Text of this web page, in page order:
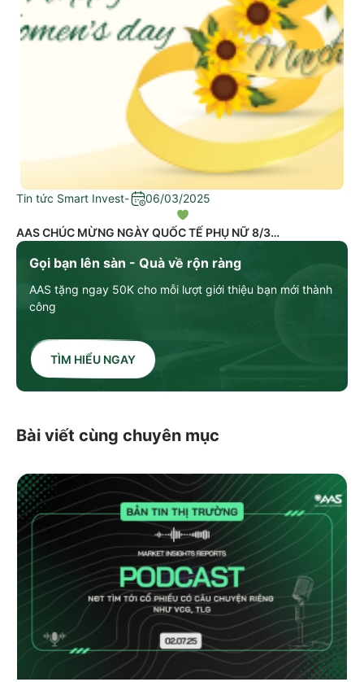
Gọi bạn lên sàn - Quà về rộn ràng
AAS tặng ngay 50K cho mỗi lượt giới thiệu bạn mới thành
công
TÌM HIỂU NGAY
Tin tức Smart Invest- 06/03/2025
AAS CHÚC MỪNG NGÀY QUỐC TẾ PHỤ NỮ 8/3
Bài viết cùng chuyên mục